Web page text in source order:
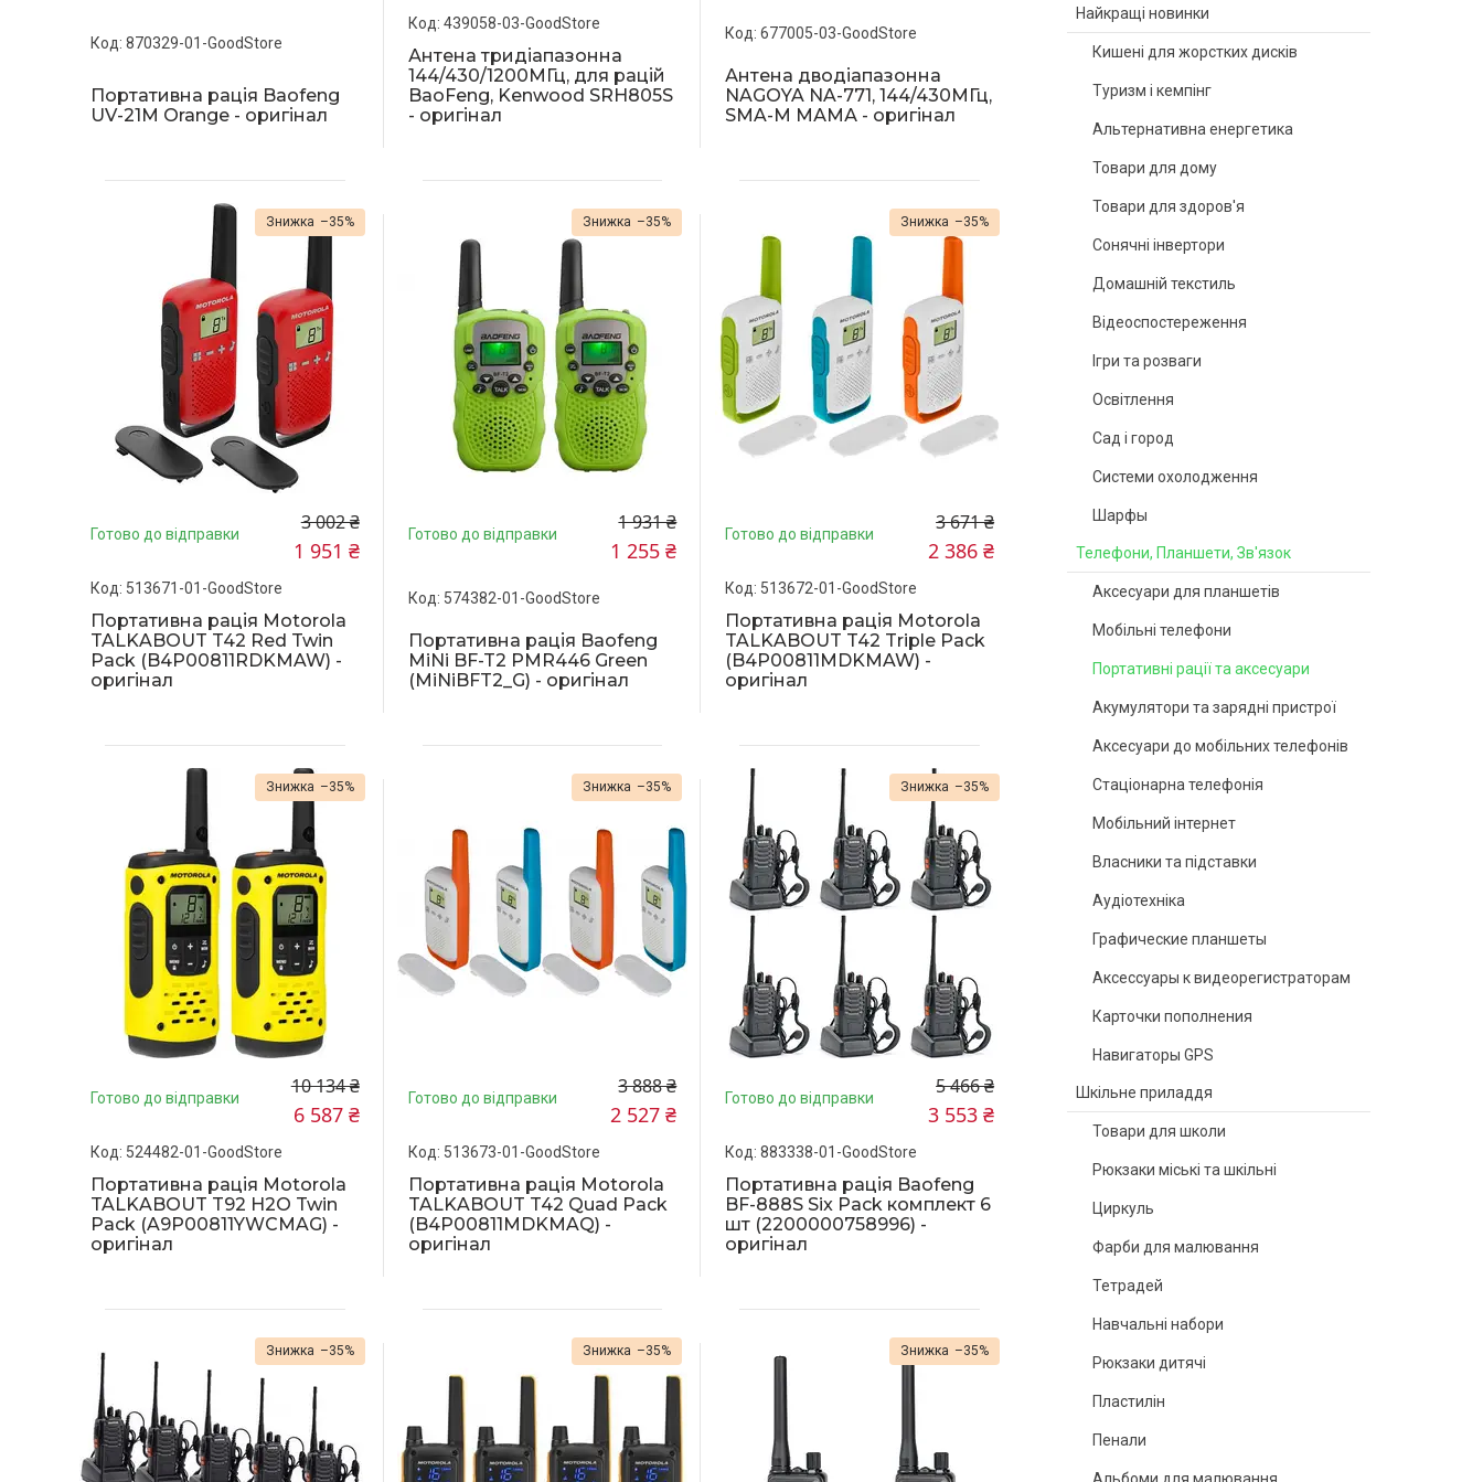
Найкращі новинки
Кишені для жорстких дисків
Туризм і кемпінг
Альтернативна енергетика
Товари для дому
Товари для здоров'я
Сонячні інвертори
Домашній текстиль
Відеоспостереження
Ігри та розваги
Освітлення
Сад і город
Системи охолодження
Шарфы
Телефони, Планшети, Зв'язок
Аксесуари для планшетів
Мобільні телефони
Портативні рації та аксесуари
Акумулятори та зарядні пристрої
Аксесуари до мобільних телефонів
Стаціонарна телефонія
Мобільний інтернет
Власники та підставки
Аудіотехніка
Графические планшеты
Аксессуары к видеорегистраторам
Карточки пополнения
Навигаторы GPS
Шкільне приладдя
Товари для школи
Рюкзаки міські та шкільні
Циркуль
Фарби для малювання
Тетрадей
Навчальні набори
Рюкзаки дитячі
Пластилін
Пенали
870329-01-GoodStore
Портативна рація Baofeng
UV-21M Orange - оригінал
439058-03-GoodStore
Антена тридіапазонна
144/430/1200МГц, для рацій
BaoFeng, Kenwood SRH805S
- оригінал
677005-03-GoodStore
Антена дводіапазонна
NAGOYA NA-771, 144/430МГц,
SMA-M МАМА - оригінал
–35%
Готово до відправки 3 002 ₴
1 951 ₴
513671-01-GoodStore
Портативна рація Motorola
TALKABOUT T42 Red Twin
Pack (B4P00811RDKMAW) -
оригінал
–35%
Готово до відправки 1 931 ₴
1 255 ₴
574382-01-GoodStore
Портативна рація Baofeng
MiNi BF-T2 PMR446 Green
(MiNiBFT2_G) - оригінал
–35%
Готово до відправки 3 671 ₴
2 386 ₴
513672-01-GoodStore
Портативна рація Motorola
TALKABOUT T42 Triple Pack
(B4P00811MDKMAW) -
оригінал
–35%
Готово до відправки 10 134 ₴
6 587 ₴
524482-01-GoodStore
Портативна рація Motorola
TALKABOUT T92 H2O Twin
Pack (A9P00811YWCMAG) -
оригінал
–35%
Готово до відправки 3 888 ₴
2 527 ₴
513673-01-GoodStore
Портативна рація Motorola
TALKABOUT T42 Quad Pack
(B4P00811MDKMAQ) -
оригінал
–35%
Готово до відправки 5 466 ₴
3 553 ₴
883338-01-GoodStore
Портативна рація Baofeng
BF-888S Six Pack комплект 6
шт (2200000758996) -
оригінал
–35% –35% –35%